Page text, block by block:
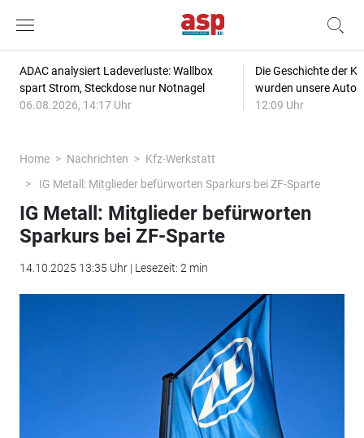
ADAC analysiert Ladeverluste: Wallbox
spart Strom, Steckdose nur Notnagel
06.08.2026, 14:17 Uhr
Die Geschichte der
wurden unsere
12:09 Uhr
Home Nachrichten
Kfz-Werkstatt
IG Metall: Mitglieder befürworten Sparkurs bei ZF-Sparte
IG Metall: Mitglieder befürworten
Sparkurs bei ZF-Sparte
14.10.2025 13:35 Uhr | Lesezeit: 2 min